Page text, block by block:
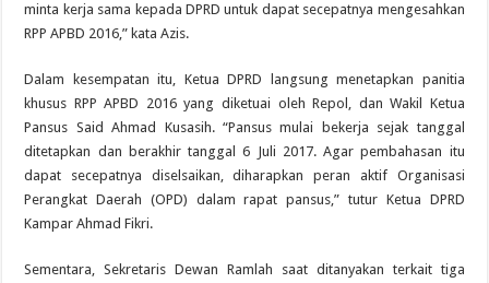
minta kerja sama kepada DPRD untuk dapat secepatnya mengesahkan
RPP APBD 2016,” kata Azis.
Dalam kesempatan itu, Ketua DPRD langsung menetapkan panitia
khusus RPP APBD 2016 yang diketuai oleh Repol, dan Wakil Ketua
Pansus Said Ahmad Kusasih. “Pansus mulai bekerja sejak tanggal
ditetapkan dan berakhir tanggal 6 Juli 2017. Agar pembahasan itu
dapat secepatnya diselsaikan, diharapkan peran aktif Organisasi
Perangkat Daerah (OPD) dalam rapat pansus,” tutur Ketua DPRD
Kampar Ahmad Fikri.
Sementara, Sekretaris Dewan Ramlah saat ditanyakan terkait tiga